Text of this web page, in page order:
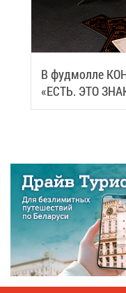
В фуд­мол­ле
«ЕСТЬ. ЭТО